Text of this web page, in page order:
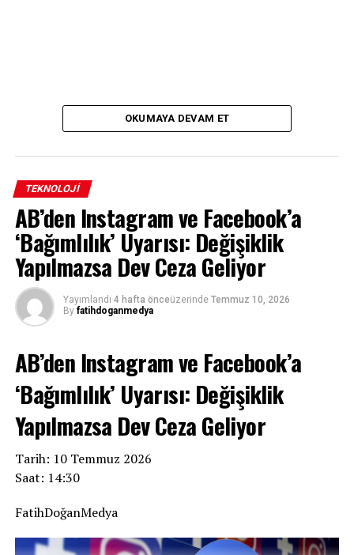
OKUMAYA DEVAM ET
TEKNOLOJI
AB’den Instagram ve Facebook’a
‘Bağımlılık’ Uyarısı: Değişiklik
Yapılmazsa Dev Ceza Geliyor
Yayımlandı 4 hafta önceüzerinde Temmuz 10, 2026
By fatihdoganmedya
AB’den Instagram ve Facebook’a
‘Bağımlılık’ Uyarısı: Değişiklik
Yapılmazsa Dev Ceza Geliyor
Tarih: 10 Temmuz 2026
Saat: 14:30
FatihDoğanMedya